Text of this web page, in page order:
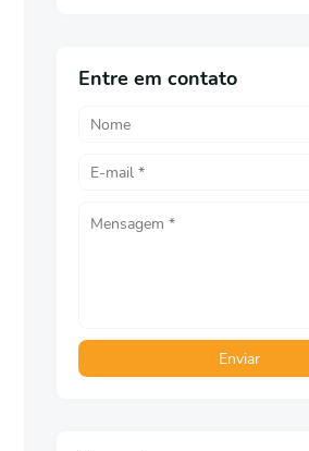
Entre em contato